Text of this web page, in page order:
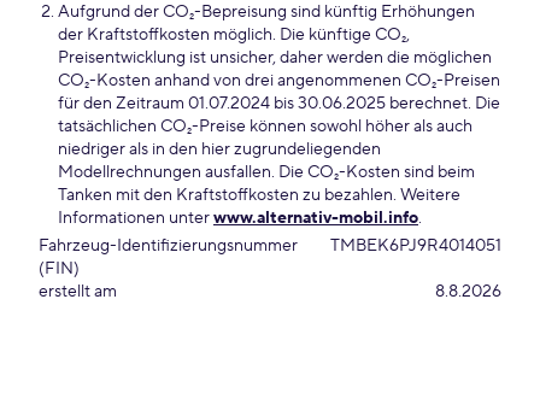
Aufgrund der CO₂-Bepreisung sind künftig Erhöhungen
der Kraftstoffkosten möglich. Die künftige CO₂,
Preisentwicklung ist unsicher, daher werden die möglichen
CO₂-Kosten anhand von drei angenommenen CO₂-Preisen
für den Zeitraum 01.07.2024 bis 30.06.2025 berechnet. Die
tatsächlichen CO₂-Preise können sowohl höher als auch
niedriger als in den hier zugrundeliegenden
Modellrechnungen ausfallen. Die CO₂-Kosten sind beim
Tanken mit den Kraftstoffkosten zu bezahlen. Weitere
Informationen unterwww.alternativ-mobil.info.
Fahrzeug-Identifizierungsnummer
(FIN)
TMBEK6PJ9R4014051
erstellt am 8.8.2026